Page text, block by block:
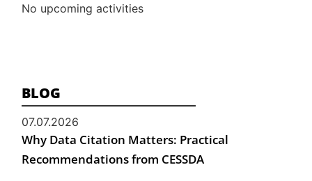
No upcoming activities
BLOG
07.07.2026
Why Data Citation Matters: Practical
Recommendations from CESSDA